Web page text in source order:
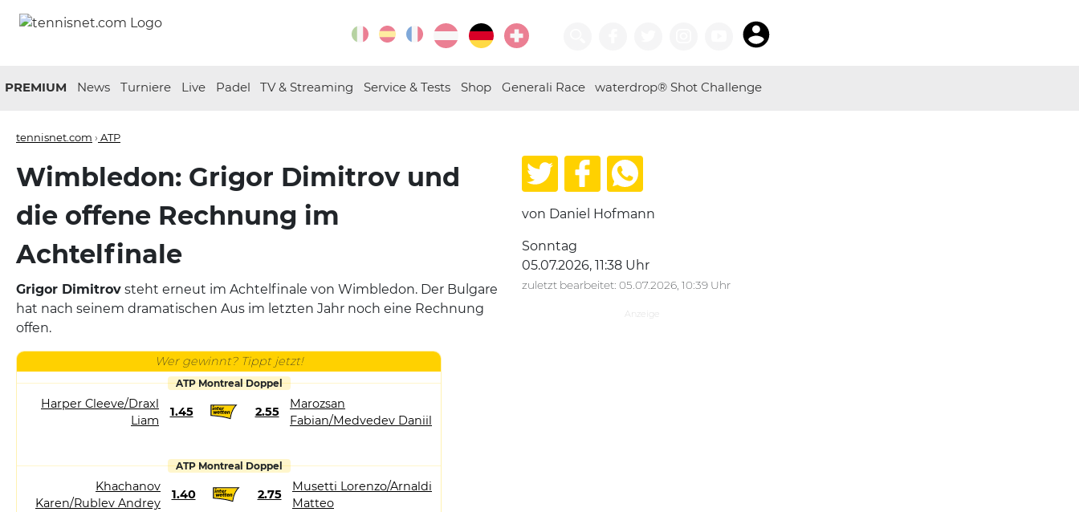
PREMIUM News Turniere Live Padel TV & Streaming Service & Tests Shop Generali Race waterdrop® Shot Challenge
tennisnet.com › ATP
Wimbledon: Grigor Dimitrov und
die offene Rechnung im
Achtelfinale
Grigor Dimitrov steht erneut im Achtelfinale von Wimbledon. Der Bulgare
hat nach seinem dramatischen Aus im letzten Jahr noch eine Rechnung
offen.
Wer gewinnt? Tippt jetzt!
ATP Montreal Doppel
Harper Cleeve/Draxl
Liam
1.45 2.55
Marozsan
Fabian/Medvedev Daniil
ATP Montreal Doppel
Khachanov
Karen/Rublev Andrey
1.40 2.75
Musetti Lorenzo/Arnaldi
Matteo
von Daniel Hofmann
Sonntag
05.07.2026, 11:38 Uhr
zuletzt bearbeitet: 05.07.2026, 10:39 Uhr